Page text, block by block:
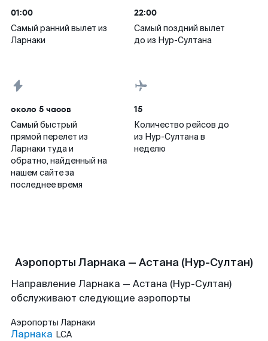
01:00
Самый ранний вылет из
Ларнаки
22:00
Самый поздний вылет
до из Нур-Султана
около 5 часов
Самый быстрый
прямой перелет из
Ларнаки туда и
обратно, найденный на
нашем сайте за
последнее время
15
Количество рейсов до
из Нур-Султана в
неделю
Аэропорты Ларнака — Астана (Нур-Султан)
Направление Ларнака — Астана (Нур-Султан)
обслуживают следующие аэропорты
Аэропорты Ларнаки
Ларнака LCA